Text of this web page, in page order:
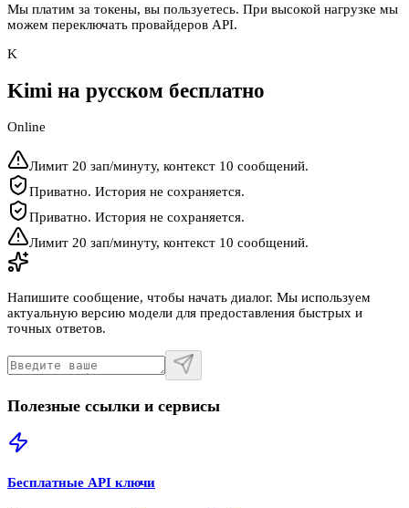
Мы платим за токены, вы пользуетесь. При высокой нагрузке мы
можем переключать провайдеров API.
K
Kimi на русском бесплатно
Online
Лимит 20 зап/минуту, контекст 10 сообщений.
Приватно. История не сохраняется.
Приватно. История не сохраняется.
Лимит 20 зап/минуту, контекст 10 сообщений.
Напишите сообщение, чтобы начать диалог. Мы используем
актуальную версию модели для предоставления быстрых и
точных ответов.
Полезные ссылки и сервисы
Бесплатные API ключи